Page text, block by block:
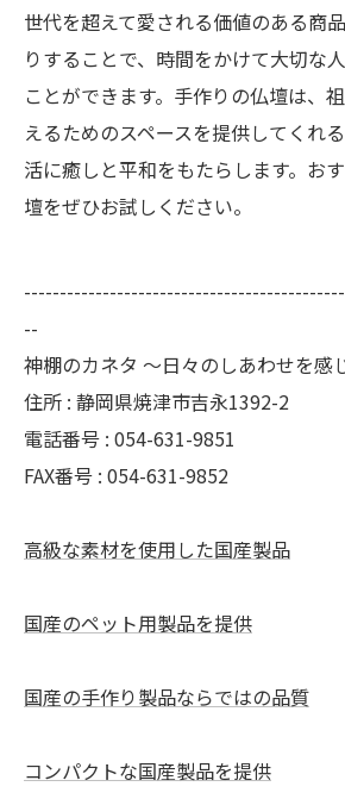
世代を超えて愛される価値のある商
りすることで、時間をかけて大切な
ことができます。手作りの仏壇は、
えるためのスペースを提供してくれ
活に癒しと平和をもたらします。お
壇をぜひお試しください。
--
神棚のカネタ ～日々のしあわせを感
住所 : 静岡県焼津市吉永1392-2
電話番号 : 054-631-9851
FAX番号 : 054-631-9852
高級な素材を使用した国産製品
国産のペット用製品を提供
国産の手作り製品ならではの品質
コンパクトな国産製品を提供